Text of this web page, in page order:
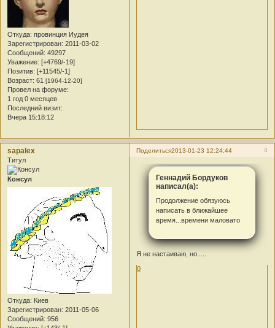
Откуда: провинция Иудея
Зарегистрирован: 2011-03-02
Сообщений: 49297
Уважение: [+4769/-19]
Позитив: [+11545/-1]
Возраст: 61 [1964-12-20]
Провел на форуме:
1 год 0 месяцев
Последний визит:
Вчера 15:18:12
Поделиться 4
2013-01-23 12:24:44
sapalex
Титул
Консул
Откуда: Киев
Зарегистрирован: 2011-05-06
Сообщений: 956
Геннадий Бордуков
написал(а):
Продолжение обязуюсь
написать в ближайшее
время...времени маловато
Я не настаиваю, но.....
0